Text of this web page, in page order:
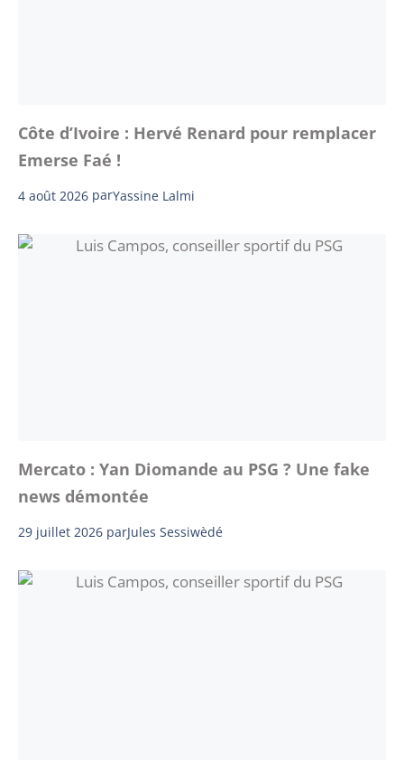
Côte d’Ivoire : Hervé Renard pour remplacer
Emerse Faé !
4 août 2026 parYassine Lalmi
Mercato : Yan Diomande au PSG ? Une fake
news démontée
29 juillet 2026 parJules Sessiwèdé